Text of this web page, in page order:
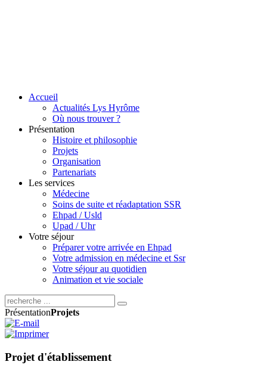
Accueil
Actualités Lys Hyrôme
Où nous trouver ?
Présentation
Histoire et philosophie
Projets
Organisation
Partenariats
Les services
Médecine
Soins de suite et réadaptation SSR
Ehpad / Usld
Upad / Uhr
Votre séjour
Préparer votre arrivée en Ehpad
Votre admission en médecine et Ssr
Votre séjour au quotidien
Animation et vie sociale
PrésentationProjets
Projet d'établissement